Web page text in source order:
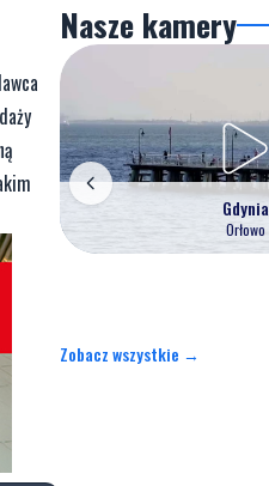
Nasze kamery
Gdynia
Orłowo
Zobacz wszystkie →